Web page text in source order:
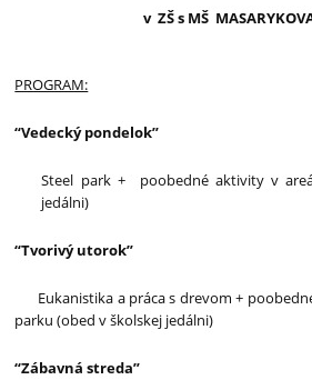
v ZŠ s MŠ
PROGRAM:
“Vedecký pondelok”
Steel park + poobedné aktivity v
jedálni)
“Tvorivý utorok”
Eukanistika a práca s drevom +
parku (obed v školskej jedálni)
“Zábavná streda”